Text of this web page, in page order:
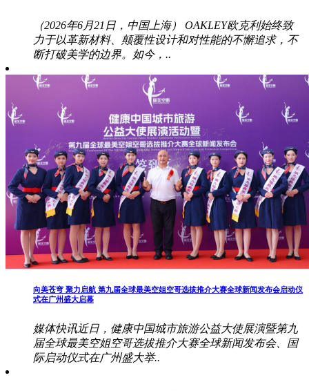
（2026年6月21日，中国上海） OAKLEY欧克利始终致
力于以革新材料、颠覆性设计和对性能的不懈追求，不
断打破美学的边界。如今，..
向美苍穹 聚力启航 第九届全球最美空姐空哥选拔推介大赛全球新闻发布会启动仪
式在广州盛大启幕
媒体快讯近日，健康中国城市旅游公益大使展演暨第九
届全球最美空姐空哥选拔推介大赛全球新闻发布会、国
际启动仪式在广州盛大举..